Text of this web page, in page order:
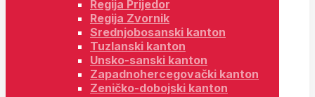
Regija Prijedor
Regija Zvornik
Srednjobosanski kanton
Tuzlanski kanton
Unsko-sanski kanton
Zapadnohercegovački kanton
Zeničko-dobojski kanton